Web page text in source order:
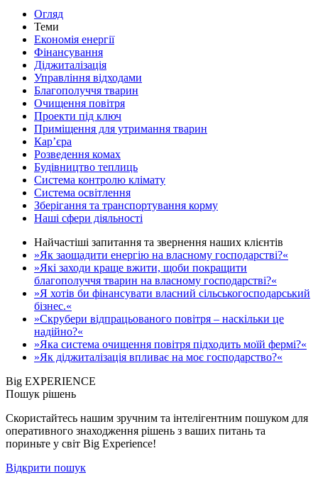
Огляд
Теми
Економія енергії
Фінансування
Діджиталізація
Управління відходами
Благополуччя тварин
Очищення повітря
Проекти під ключ
Приміщення для утримання тварин
Кар’єра
Розведення комах
Будівництво теплиць
Система контролю клімату
Система освітлення
Зберігання та транспортування корму
Наші сфери діяльності
Найчастіші запитання та звернення наших клієнтів
»Як заощадити енергію на власному господарстві?«
»Які заходи краще вжити, щоби покращити
благополуччя тварин на власному господарстві?«
»Я хотів би фінансувати власний сільськогосподарський
бізнес.«
»Скрубери відпрацьованого повітря – наскільки це
надійно?«
»Яка система очищення повітря підходить моїй фермі?«
»Як діджиталізація впливає на моє господарство?«
Big EXPERIENCE
Пошук рішень
Скористайтесь нашим зручним та інтелігентним пошуком для
оперативного знаходження рішень з ваших питань та
пориньте у світ Big Experience!
Відкрити пошук